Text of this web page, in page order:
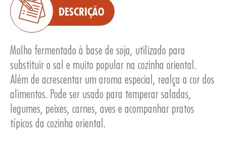
DESCRIÇÃO
Molho fermentado à base de soja, utilizado para
substituir o sal e muito popular na cozinha oriental.
Além de acrescentar um aroma especial, realça a cor dos
alimentos. Pode ser usado para temperar saladas,
legumes, peixes, carnes, aves e acompanhar pratos
típicos da cozinha oriental.